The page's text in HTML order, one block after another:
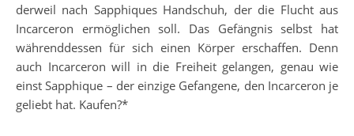
derweil nach Sapphiques Handschuh, der die Flucht aus
Incarceron ermöglichen soll. Das Gefängnis selbst hat
währenddessen für sich einen Körper erschaffen. Denn
auch Incarceron will in die Freiheit gelangen, genau wie
einst Sapphique – der einzige Gefangene, den Incarceron je
geliebt hat. Kaufen?*